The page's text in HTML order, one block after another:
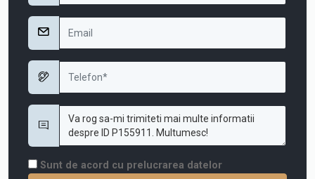
Sunt de acord cu prelucrarea datelor